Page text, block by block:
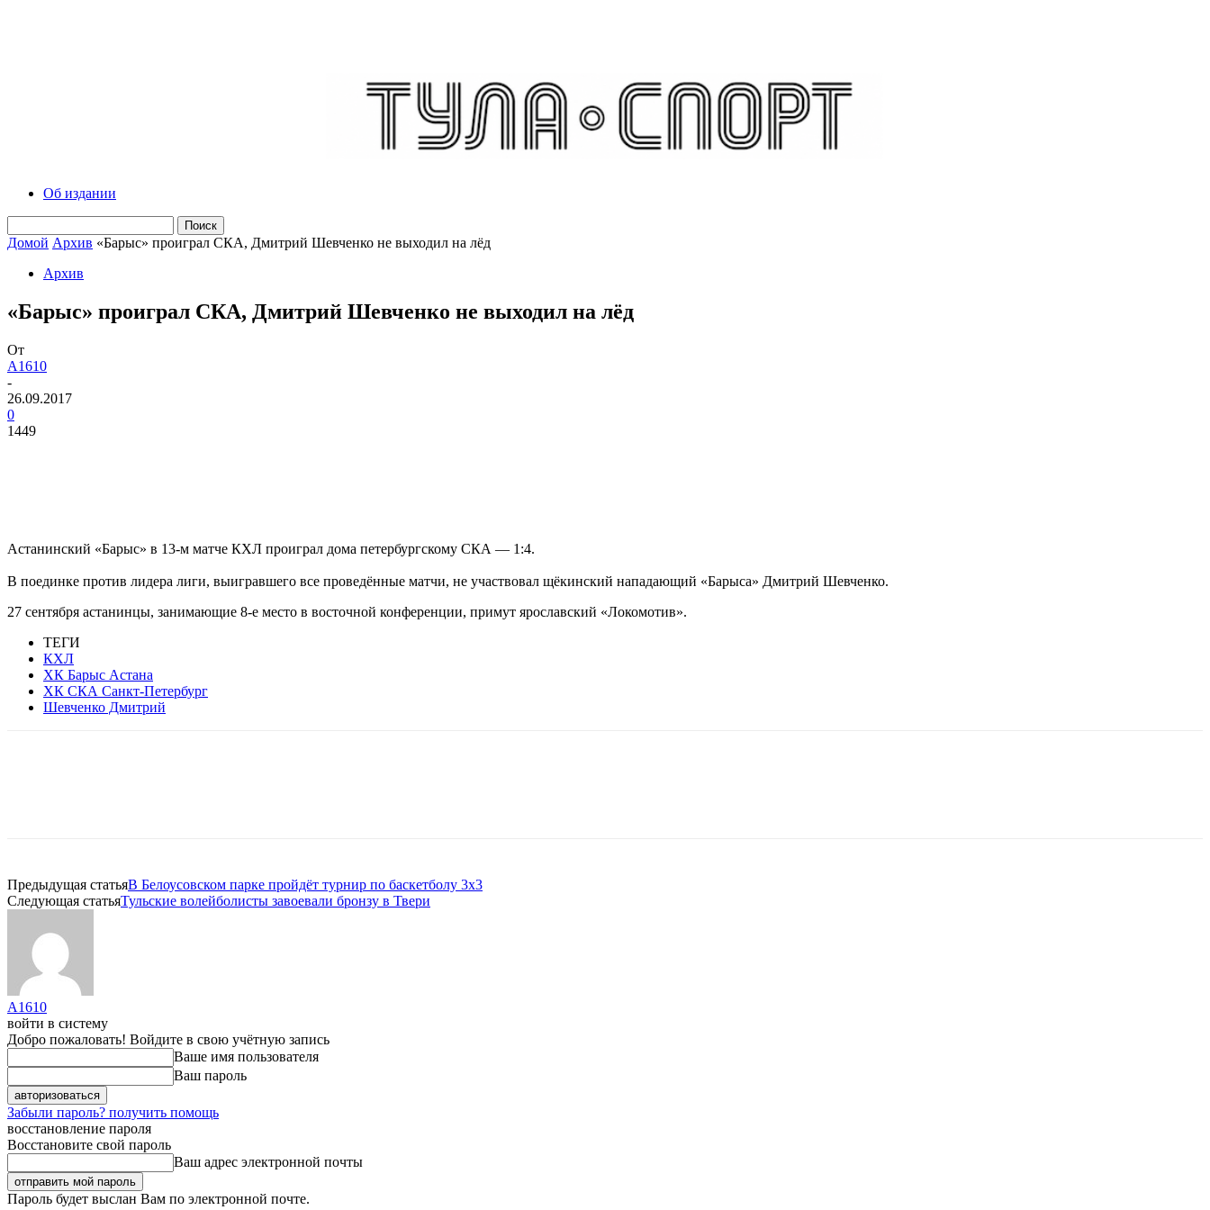
Об издании
Домой Архив «Барыс» проиграл СКА, Дмитрий Шевченко не выходил на лёд
Архив
«Барыс» проиграл СКА, Дмитрий Шевченко не выходил на лёд
От
A1610
-
26.09.2017
0
1449
Астанинский «Барыс» в 13-м матче КХЛ проиграл дома петербургскому СКА — 1:4.
В поединке против лидера лиги, выигравшего все проведённые матчи, не участвовал щёкинский нападающий «Барыса» Дмитрий Шевченко.
27 сентября астанинцы, занимающие 8-е место в восточной конференции, примут ярославский «Локомотив».
ТЕГИ
КХЛ
ХК Барыс Астана
ХК СКА Санкт-Петербург
Шевченко Дмитрий
Предыдущая статьяВ Белоусовском парке пройдёт турнир по баскетболу 3х3
Следующая статьяТульские волейболисты завоевали бронзу в Твери
A1610
войти в систему
Добро пожаловать! Войдите в свою учётную запись
Ваше имя пользователя
Ваш пароль
Забыли пароль? получить помощь
восстановление пароля
Восстановите свой пароль
Ваш адрес электронной почты
Пароль будет выслан Вам по электронной почте.